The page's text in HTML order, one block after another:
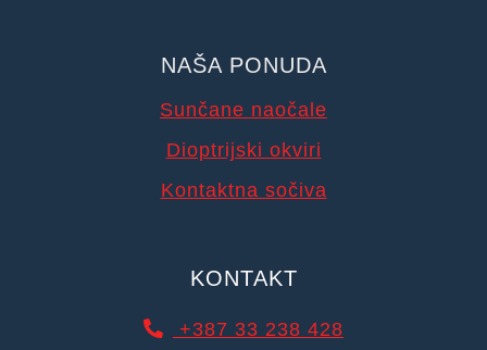
NAŠA PONUDA
Sunčane naočale
Dioptrijski okviri
Kontaktna sočiva
KONTAKT
+387 33 238 428